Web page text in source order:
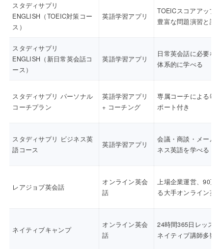
スタディサプリ
ENGLISH（TOEIC対策コー
ス）
英語学習アプリ
TOEICスコアアップ
豊富な問題演習と講
スタディサプリ
ENGLISH（新日常英会話コ
ース）
英語学習アプリ
日常英会話に必要な
体系的に学べる
スタディサプリ パーソナル
コーチプラン
英語学習アプリ
+ コーチング
専属コーチによる毎
ポート付き
スタディサプリ ビジネス英
語コース
英語学習アプリ
会議・商談・メール
ネス英語を学べる
レアジョブ英会話
オンライン英会
話
上場企業運営、90万
る大手オンライン英
ネイティブキャンプ
オンライン英会
話
24時間365日レッス
ネイティブ講師多数